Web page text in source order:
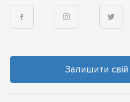
Залишити свій